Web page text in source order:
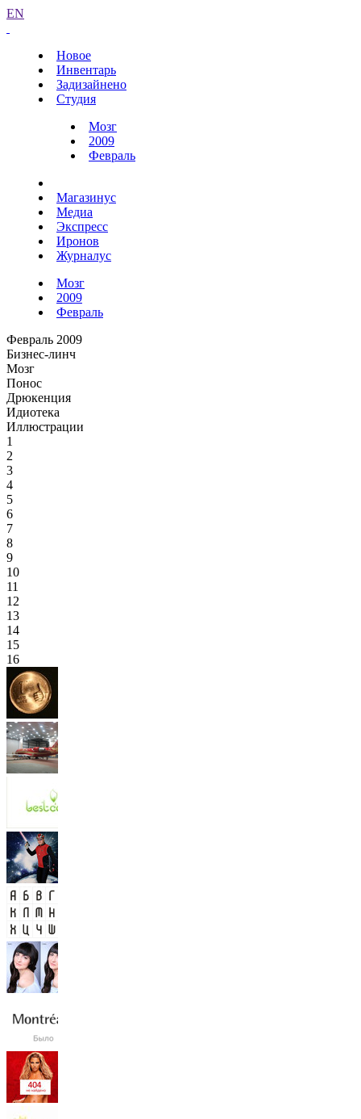
EN
Новое
Инвентарь
Задизайнено
Студия
Мозг
2009
Февраль
Магазинус
Медиа
Экспресс
Иронов
Журналус
Мозг
2009
Февраль
Февраль 2009
Бизнес-линч
Мозг
Понос
Дрюкенция
Идиотека
Иллюстрации
1
2
3
4
5
6
7
8
9
10
11
12
13
14
15
16